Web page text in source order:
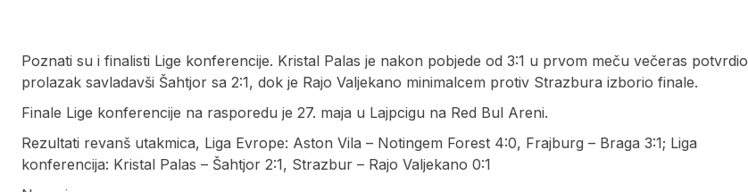
Poznati su i finalisti Lige konferencije. Kristal Palas je nakon pobjede od 3:1 u prvom meču večeras potvrdio
prolazak savladavši Šahtjor sa 2:1, dok je Rajo Valjekano minimalcem protiv Strazbura izborio finale.
Finale Lige konferencije na rasporedu je 27. maja u Lajpcigu na Red Bul Areni.
Rezultati revanš utakmica, Liga Evrope: Aston Vila – Notingem Forest 4:0, Frajburg – Braga 3:1; Liga
konferencija: Kristal Palas – Šahtjor 2:1, Strazbur – Rajo Valjekano 0:1